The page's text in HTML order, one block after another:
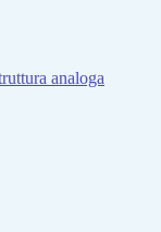
analoga